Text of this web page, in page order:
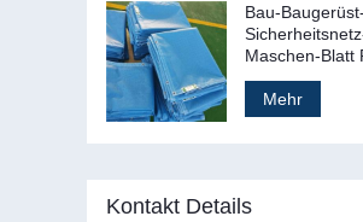
Bau-Baugerüst-
Maschen-Blatt
feuerfestes
Mehr
Kontakt Details